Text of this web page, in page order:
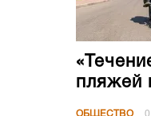
пляжей
ОБЩЕСТВО